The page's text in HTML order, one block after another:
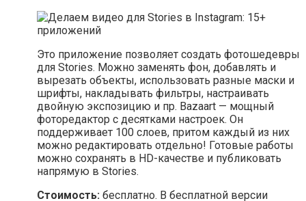
Это приложение позволяет создать фотошедевры
для Stories. Можно заменять фон, добавлять и
вырезать объекты, использовать разные маски и
шрифты, накладывать фильтры, настраивать
двойную экспозицию и пр. Bazaart — мощный
фоторедактор с десятками настроек. Он
поддерживает 100 слоев, притом каждый из них
можно редактировать отдельно! Готовые работы
можно сохранять в HD-качестве и публиковать
напрямую в Stories.
Стоимость: бесплатно. В бесплатной версии